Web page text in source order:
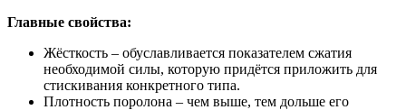
Главные свойства:
Жёсткость – обуславливается показателем сжатия
необходимой силы, которую придётся приложить для
стискивания конкретного типа.
Плотность поролона – чем выше, тем дольше его